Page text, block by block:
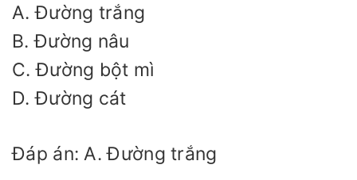
A. Đường trắng
B. Đường nâu
C. Đường bột mì
D. Đường cát
Đáp án: A. Đường trắng